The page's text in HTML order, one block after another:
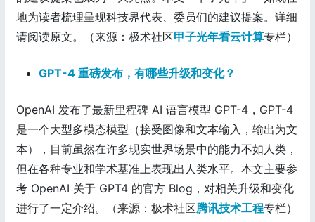
地为读者梳理呈现科技界代表、委员们的建议提案。详细
请阅读原文。（来源：极术社区甲子光年看云计算专栏）
GPT-4 重磅发布，有哪些升级和变化？
OpenAI 发布了最新里程碑 AI 语言模型 GPT-4，GPT-4
是一个大型多模态模型（接受图像和文本输入，输出为文
本），目前虽然在许多现实世界场景中的能力不如人类，
但在各种专业和学术基准上表现出人类水平。本文主要参
考 OpenAI 关于 GPT4 的官方 Blog，对相关升级和变化
进行了一定介绍。（来源：极术社区腾讯技术工程专栏）